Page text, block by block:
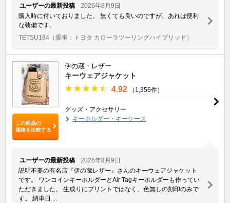
ユーザーの最新投稿
2026年8月9日
購入時に付いておりました。 無くても良いのですが、あれば便利
な装備です。
TETSU184 （愛車：トヨタ カローラツーリングハイブリッド）
この商品の
価格を比較する
伊の蔵・レザー
キーウェアジャケット
4.92 （1,356件）
グッズ・アクセサリー
キーホルダー・キーケース
ユーザーの最新投稿
2026年8月9日
説明不要の有名店『伊の蔵レザー』さんのキーウェアジャケット
です。 ワンコインキーホルダーとAir Tagキーホルダーも作ってい
ただきました。 生成りにプリントではなく、色無しの刻印のみで
す。 納車日 ...